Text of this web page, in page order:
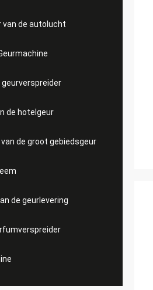
van de autolucht
de hotelgeur
de groot gebiedsgeur
de geurlevering